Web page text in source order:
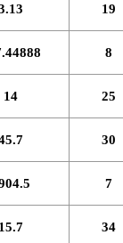
19
8
14 25
30
7
15.7 34